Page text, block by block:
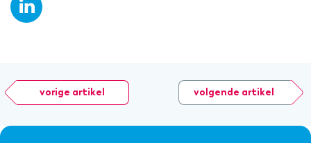
vorige artikel volgende artikel